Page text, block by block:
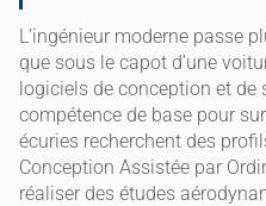
L’ingénieur moderne passe
que sous le capot d’une
logiciels de conception et
compétence de base pour
écuries recherchent des
Conception Assistée par
réaliser des études